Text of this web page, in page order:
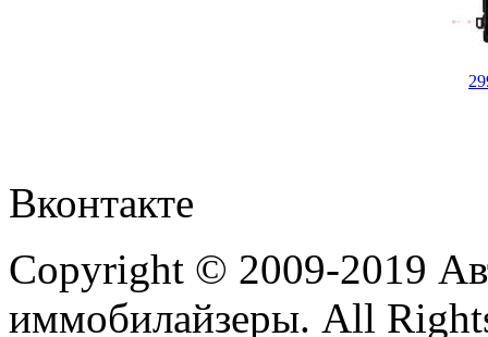
Вконтакте
Copyright © 2009-2019
иммобилайзеры. All